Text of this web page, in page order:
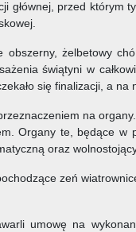
głównej, przed
żelbetowy
świątyni w
się finalizacji, a
na
Organy te, będące w
oraz wolnostojący
zeń
umowę na